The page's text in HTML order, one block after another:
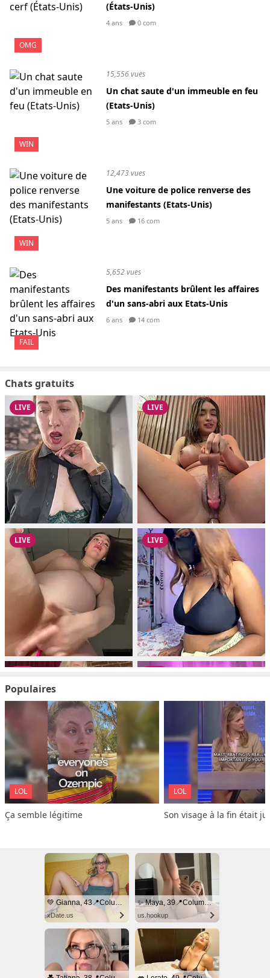
OMG
(États-Unis)
4 ans 0 com
WIN
15,556 vues
Un chat saute d'un immeuble en feu
(Etats-Unis)
5 ans 3 com
WIN
12,473 vues
Une voiture de police renverse des
manifestants (Etats-Unis)
5 ans 16 com
FAIL
5,652 vues
Des manifestants brûlent les affaires
d'un sans-abri aux Etats-Unis
6 ans 14 com
Chats gratuits
Populaires
LOL
Ça semble légitime
LOL
Son visage à la fin était